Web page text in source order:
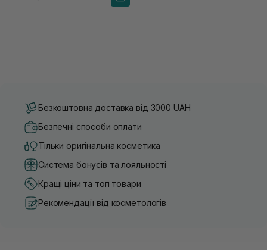
Безкоштовна доставка від 3000 UAH
Безпечні способи оплати
Тільки оригінальна косметика
Система бонусів та лояльності
Кращі ціни та топ товари
Рекомендації від косметологів